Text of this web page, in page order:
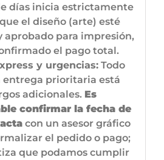
días inicia estrictamente
el diseño (arte) esté
aprobado para impresión,
el pago total.
y urgencias:Todo
entrega prioritaria está
adicionales. Es
confirmar la fecha de
con un asesor gráfico
el pedido o pago;
que podamos cumplir